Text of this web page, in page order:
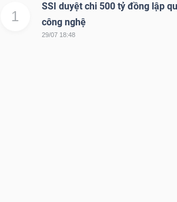
1
SSI duyệt chi 500 tỷ đồng lập
công nghệ
29/07 18:48